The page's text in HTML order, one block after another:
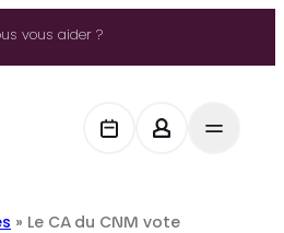
vous aider ?
» Le CA du CNM vote